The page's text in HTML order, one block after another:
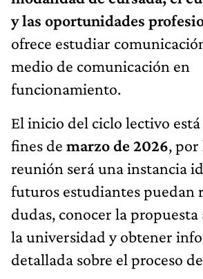
y las oportunidades
ofrece estudiar
medio de comunicación en
funcionamiento.
El inicio del ciclo lectivo
fines de marzo de 2026, por
reunión será una instancia
futuros estudiantes puedan
dudas, conocer la propuesta
la universidad y obtener
detallada sobre el proceso